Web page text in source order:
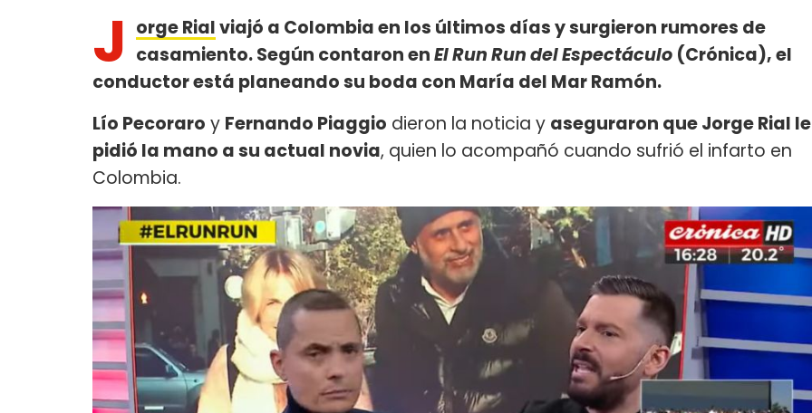
J orge Rialviajó a Colombia en los últimos días y surgieron rumores de
casamiento. Según contaron enEl Run Run del Espectáculo (Crónica), el
conductor está planeando su boda con María del Mar Ramón.
Lío Pecoraro y Fernando Piaggio dieron la noticia y aseguraron que Jorge Rial le
pidió la mano a su actual novia, quien lo acompañó cuando sufrió el infarto en
Colombia.